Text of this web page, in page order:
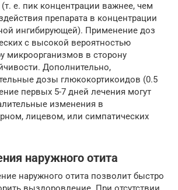
е. пик концентрации важнее, чем
препарата в концентрации
ингибирующей). Применение доз
с высокой вероятностью
микроорганизмов в сторону
Дополнительно,
дозы глюкокортикоидов (0.5
первых 5-7 дней лечения могут
изменения в
лицевом, или симпатических
наружного отита
наружного отита позволит быстро